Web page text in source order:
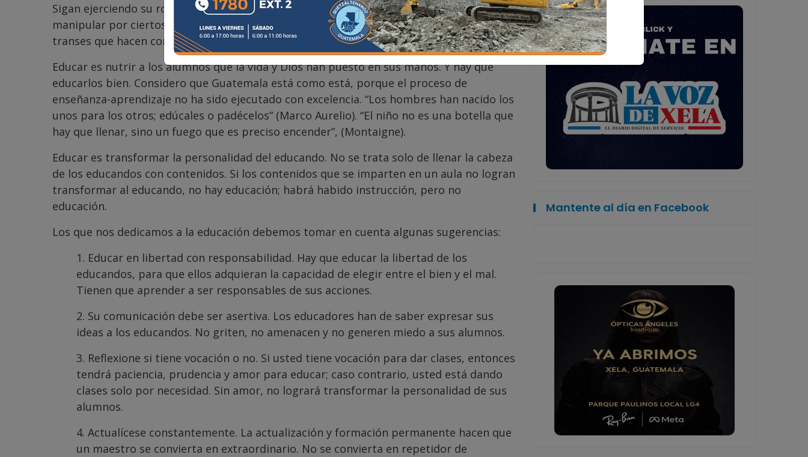
Sigan ejerciendo su rol docente con pasión, dedicación y responsabilidad. No se dejen
manipular por ciertos líderes corruptos, que lo único que buscan es beneficiarse de los
transes que hacen con los gobiernos de turno.
Educar es nutrir a los alumnos que la vida y Dios han puesto en sus manos. Y hay que
educarlos bien. Considero que Guatemala está como está, porque el proceso de
enseñanza-aprendizaje no ha sido ejecutado con excelencia. “Los hombres han nacido los
unos para los otros; edúcales o padécelos” (Marco Aurelio). “El niño no es una botella que
hay que llenar, sino un fuego que es preciso encender”, (Montaigne).
Educar es transformar la personalidad del educando. No se trata solo de llenar la cabeza
de los educandos con contenidos. Si los contenidos que se imparten en un aula no logran
transformar al educando, no hay educación; habrá habido instrucción, pero no
educación.
Los que nos dedicamos a la educación debemos tomar en cuenta algunas sugerencias:
1. Educar en libertad con responsabilidad. Hay que educar la libertad de los
educandos, para que ellos adquieran la capacidad de elegir entre el bien y el mal.
Tienen que aprender a ser responsables de sus acciones.
2. Su comunicación debe ser asertiva. Los educadores han de saber expresar sus
ideas a los educandos. No griten, no amenacen y no generen miedo a sus alumnos.
3. Reflexione si tiene vocación o no. Si usted tiene vocación para dar clases, entonces
tendrá paciencia, prudencia y amor para educar; caso contrario, usted está dando
clases solo por necesidad. Sin amor, no logrará transformar la personalidad de sus
alumnos.
4. Actualícese constantemente. La actualización y formación permanente hacen que
un maestro se convierta en extraordinario. No se convierta en repetidor de
Mantente al día en Facebook